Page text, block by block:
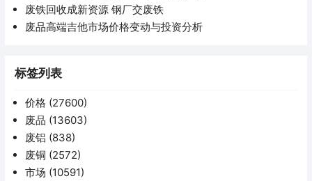
废铁回收成新资源 钢厂交废铁
废品高端吉他市场价格变动与投资分析
标签列表
价格 (27600)
废品 (13603)
废铝 (838)
废铜 (2572)
市场 (10591)